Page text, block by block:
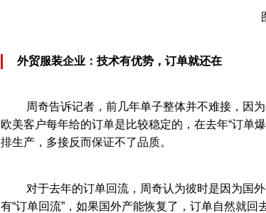
外贸服装企业：技术有优势，订单就还在
周奇告诉记者，前几年单子整体并不难接，因
欧美客户每年给的订单是比较稳定的，在去年“订单
排生产，多接反而保证不了品质。
对于去年的订单回流，周奇认为彼时是因为国
有“订单回流”，如果国外产能恢复了，订单自然就回